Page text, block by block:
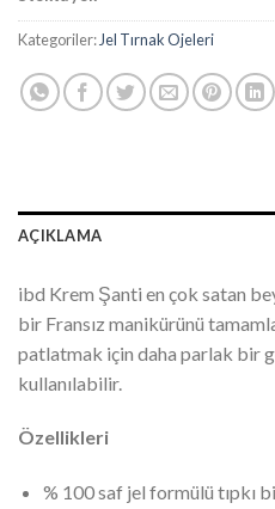
₺617.50.
Kategoriler: Jel Tırnak Ojeleri
AÇIKLAMA
ibd Krem Şanti en çok satan
bir Fransız manikürünü
patlatmak için daha parlak bir
kullanılabilir.
Özellikleri
% 100 saf jel formülü tıpkı